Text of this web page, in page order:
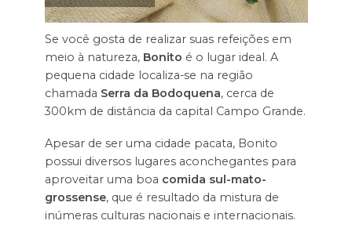
Se você gosta de realizar suas refeições em
meio à natureza, Bonito é o lugar ideal. A
pequena cidade localiza-se na região
chamada Serra da Bodoquena, cerca de
300km de distância da capital Campo Grande.
Apesar de ser uma cidade pacata, Bonito
possui diversos lugares aconchegantes para
aproveitar uma boa comida sul-mato-
grossense, que é resultado da mistura de
inúmeras culturas nacionais e internacionais.